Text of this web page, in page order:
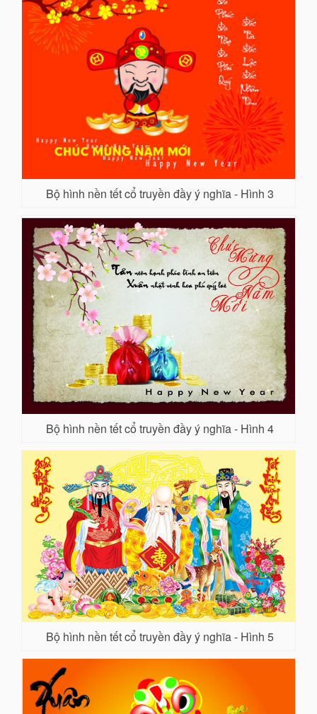
Bộ hình nền tết cổ truyền đầy ý nghĩa - Hình 3
Bộ hình nền tết cổ truyền đầy ý nghĩa - Hình 4
Bộ hình nền tết cổ truyền đầy ý nghĩa - Hình 5